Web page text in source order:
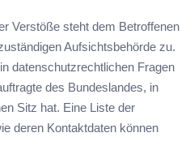
Verstöße steht dem Betroffenen
Aufsichtsbehörde zu.
datenschutzrechtlichen Fragen
des Bundeslandes, in
Sitz hat. Eine Liste der
deren Kontaktdaten können